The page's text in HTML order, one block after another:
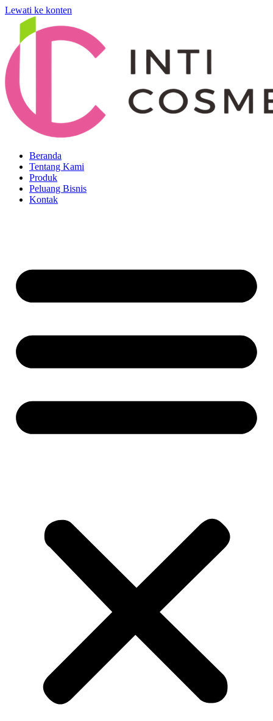
Lewati ke konten
Beranda
Tentang Kami
Produk
Peluang Bisnis
Kontak